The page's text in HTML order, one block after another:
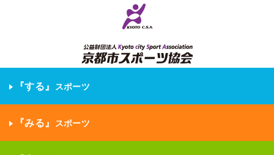
『する』 スポーツ
『みる』 スポーツ